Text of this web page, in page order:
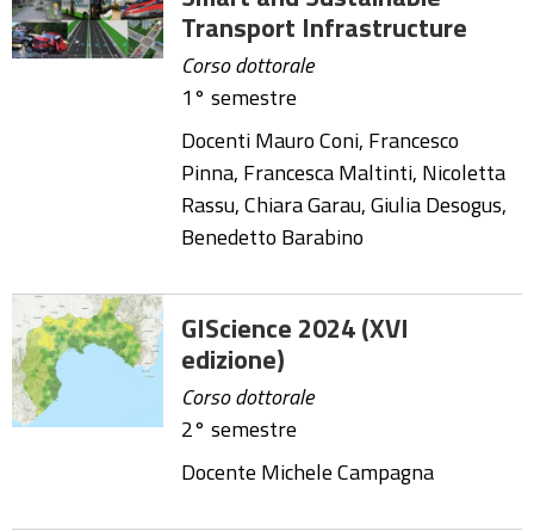
Transport Infrastructure
Corso dottorale
1° semestre
Docenti Mauro Coni, Francesco
Pinna, Francesca Maltinti, Nicoletta
Rassu, Chiara Garau, Giulia Desogus,
Benedetto Barabino
GIScience 2024 (XVI
edizione)
Corso dottorale
2° semestre
Docente Michele Campagna